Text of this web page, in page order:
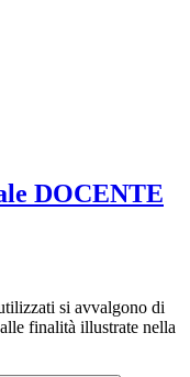
DOCENTE
si avvalgono di
finalità illustrate nella